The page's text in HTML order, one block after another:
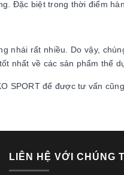
Đặc biệt trong thời điểm
nhái rất nhiều. Do vậy,
nhất về các sản phẩm thể
SPORT để được tư vấn
LIÊN HỆ VỚI CHÚNG